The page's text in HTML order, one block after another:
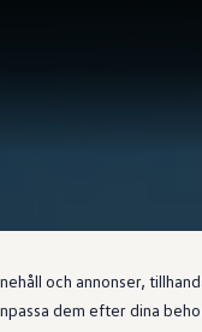
och annonser,
dem efter dina